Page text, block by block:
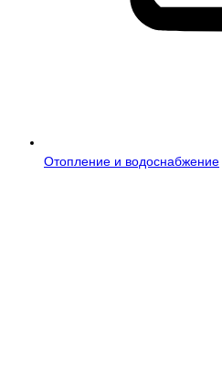
Отопление и водоснабжение